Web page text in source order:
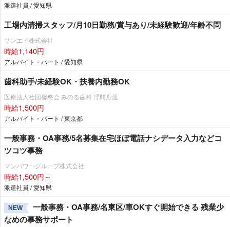
派遣社員 / 愛知県
工場内清掃スタッフ/月10日勤務/賞与あり/未経験歓迎/年齢不問
サンエイ株式会社
時給1,140円
アルバイト・パート / 愛知県
歯科助手/未経験OK・扶養内勤務OK
医療法人社団馨悠会 みのる歯科 浮間舟渡
時給1,500円
アルバイト・パート / 東京都
一般事務・OA事務/5名募集在宅ほぼ電話ナシデータ入力などコ
ツコツ事務
マンパワーグループ株式会社
時給1,500円～
派遣社員 / 愛知県
NEW
一般事務・OA事務/名東区/車OKすぐ開始できる 残業少
なめの事務サポート